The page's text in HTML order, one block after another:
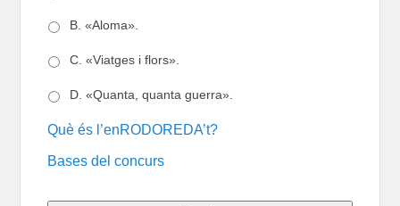
B. «Aloma».
C. «Viatges i flors».
D. «Quanta, quanta guerra».
Què és l’enRODOREDA’t?
Bases del concurs